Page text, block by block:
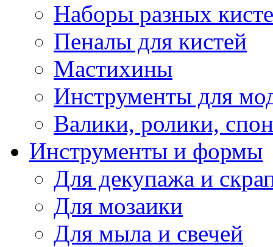
Наборы разных
Пеналы для кистей
Мастихины
Инструменты для
Валики, ролики,
Инструменты и формы
Для декупажа и
Для мозаики
Для мыла и свечей